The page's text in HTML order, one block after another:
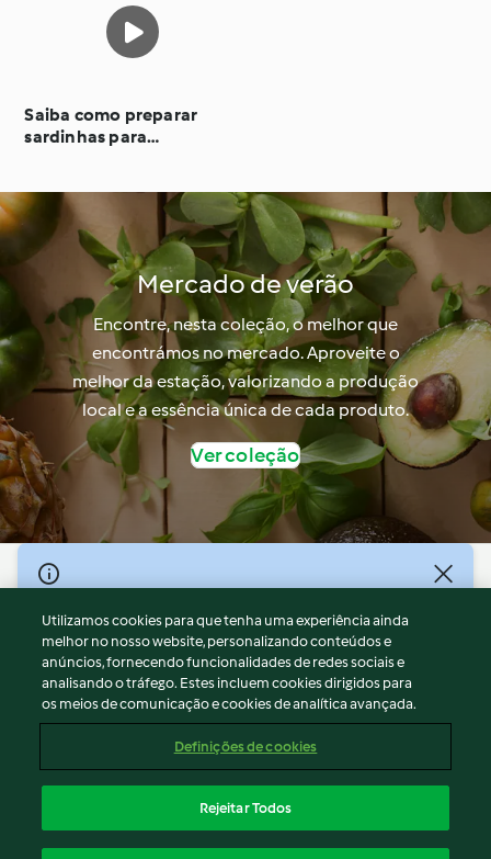
Saiba como preparar
sardinhas para
Mercado de verão
Encontre, nesta coleção, o melhor que
encontrámos no mercado. Aproveite o
melhor da estação, valorizando a produção
local e a essência única de cada produto.
Ver coleção
© Copyright 2026
Termos de Utilização
Aviso sobre Proteção de Dados
Aviso
Apoio legal
Conteúdo do relatório
Declaração de acessibilidade
Utilizamos cookies para que tenha uma experiência ainda
melhor no nosso website, personalizando conteúdos e
anúncios, fornecendo funcionalidades de redes sociais e
analisando o tráfego. Estes incluem cookies dirigidos para
os meios de comunicação e cookies de analítica avançada.
Definições de cookies
Rejeitar Todos